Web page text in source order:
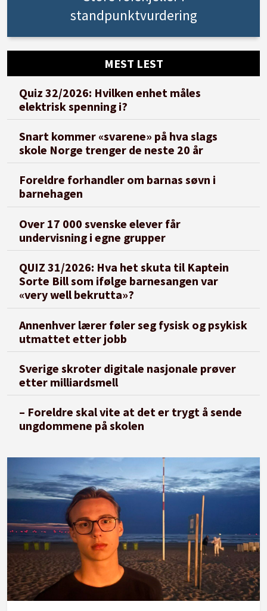
standpunktvurdering
MEST LEST
Quiz 32/2026: Hvilken enhet måles
elektrisk spenning i?
Snart kommer «svarene» på hva slags
skole Norge trenger de neste 20 år
Foreldre forhandler om barnas søvn i
barnehagen
Over 17 000 svenske elever får
undervisning i egne grupper
QUIZ 31/2026: Hva het skuta til Kaptein
Sorte Bill som ifølge barnesangen var
«very well bekrutta»?
Annenhver lærer føler seg fysisk og psykisk
utmattet etter jobb
Sverige skroter digitale nasjonale prøver
etter milliardsmell
– Foreldre skal vite at det er trygt å sende
ungdommene på skolen